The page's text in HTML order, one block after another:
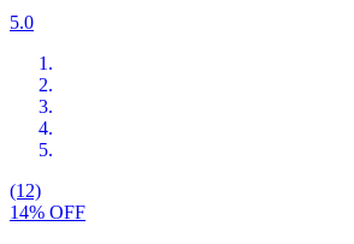
5.0
(12)
14% OFF